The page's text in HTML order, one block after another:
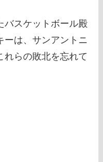
バスケットボール殿
ーは、サンアントニ
れらの敗北を忘れて